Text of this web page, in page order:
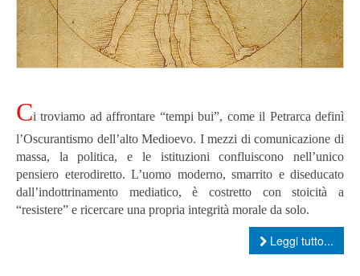
Ci troviamo ad affrontare “tempi bui”, come il Petrarca definì
l’Oscurantismo dell’alto Medioevo. I mezzi di comunicazione di
massa, la politica, e le istituzioni confluiscono nell’unico
pensiero eterodiretto. L’uomo moderno, smarrito e diseducato
dall’indottrinamento mediatico, è costretto con stoicità a
“resistere” e ricercare una propria integrità morale da solo.
Leggi tutto...